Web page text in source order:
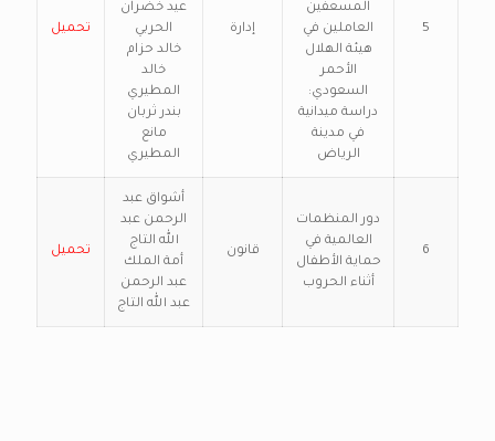
5
المسعفين
العاملين في
هيئة الهلال
الأحمر
السعودي:
دراسة ميدانية
في مدينة
الرياض
إدارة
عيد خضران
الحربي
خالد حزام
خالد
المطيري
بندر ثربان
مانع
المطيري
تحميل
6
دور المنظمات
العالمية في
حماية الأطفال
أثناء الحروب
قانون
أشواق عبد
الرحمن عبد
الله التاج
أمة الملك
عبد الرحمن
عبد الله التاج
تحميل